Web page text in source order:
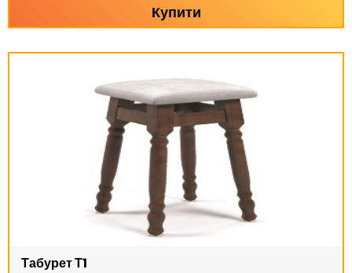
Купити
Табурет Т1